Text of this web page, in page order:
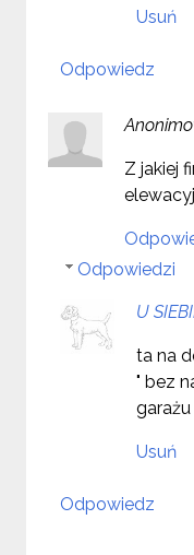
Usuń
Odpowiedz
Z jakiej
Odpowiedzi
U
ta na
" bez
Usuń
Odpowiedz